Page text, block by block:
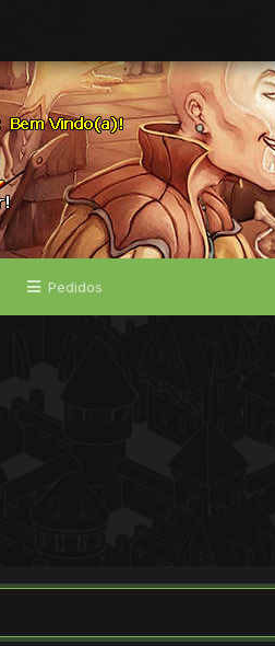
Pedidos